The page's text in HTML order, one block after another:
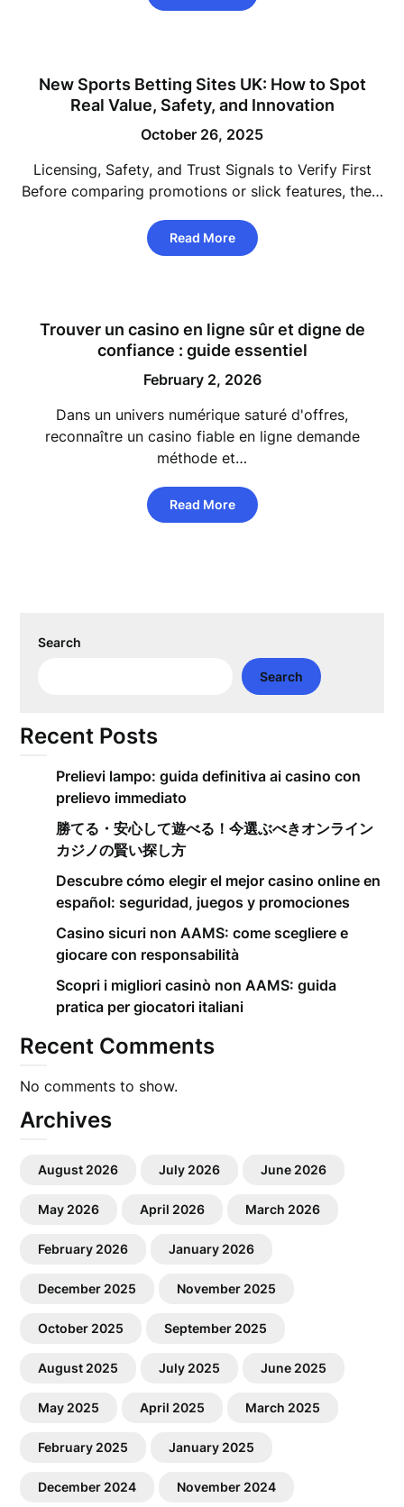
New Sports Betting Sites UK: How to Spot
Real Value, Safety, and Innovation
October 26, 2025
Licensing, Safety, and Trust Signals to Verify First
Before comparing promotions or slick features, the…
Read More
Trouver un casino en ligne sûr et digne de
confiance : guide essentiel
February 2, 2026
Dans un univers numérique saturé d'offres,
reconnaître un casino fiable en ligne demande
méthode et…
Read More
Search
Search
Recent Posts
Prelievi lampo: guida definitiva ai casino con
prelievo immediato
勝てる・安心して遊べる！今選ぶべきオンライン
カジノの賢い探し方
Descubre cómo elegir el mejor casino online en
español: seguridad, juegos y promociones
Casino sicuri non AAMS: come scegliere e
giocare con responsabilità
Scopri i migliori casinò non AAMS: guida
pratica per giocatori italiani
Recent Comments
No comments to show.
Archives
August 2026 July 2026 June 2026
May 2026 April 2026 March 2026
February 2026 January 2026
December 2025 November 2025
October 2025 September 2025
August 2025 July 2025 June 2025
May 2025 April 2025 March 2025
February 2025 January 2025
December 2024 November 2024